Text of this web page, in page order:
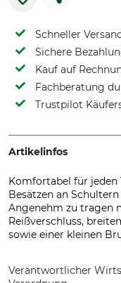
Schneller
Sichere
Kauf auf
Fachberatung
Trustpilot
Artikelinfos
Komfortabel für jeden
Besätzen an
Angenehm zu tragen
Reißverschluss,
sowie einer kleinen
Verantwortlicher